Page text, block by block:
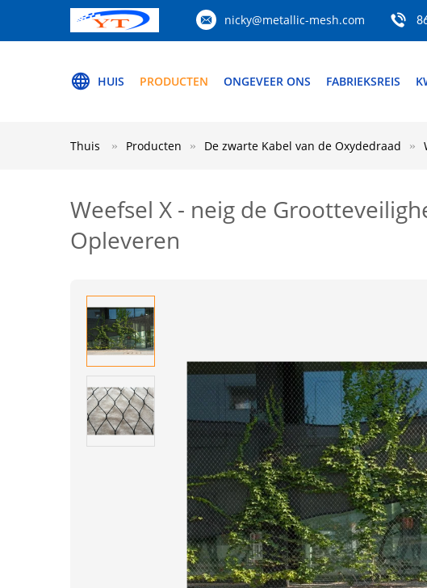
nicky@metallic-mesh.com
HUIS PRODUCTEN ONGEVEER ONS FABRIEKSREIS
Thuis Producten De zwarte Kabel van de Oxydedraad
Weefsel X - neig de
Opleveren